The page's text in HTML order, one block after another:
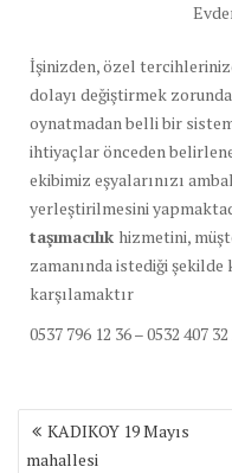
İşinizden, özel
dolayı değiştirmek
oynatmadan belli bir
ihtiyaçlar önceden
ekibimiz eşyalarınızı
yerleştirilmesini
taşımacılık hizmetini,
zamanında istediği
karşılamaktır
0537 796 12 36 – 0532 407
Yazı
dolaşımı
KADIKOY 19 Mayıs
mahallesi